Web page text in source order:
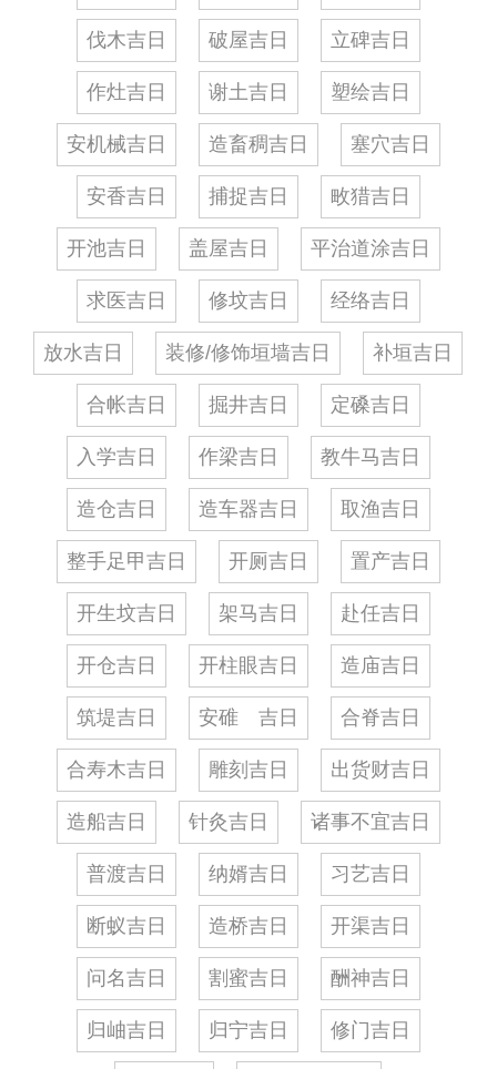
伐木吉日 破屋吉日 立碑吉日
作灶吉日 谢土吉日 塑绘吉日
安机械吉日 造畜稠吉日 塞穴吉日
安香吉日 捕捉吉日 畋猎吉日
开池吉日 盖屋吉日 平治道涂吉日
求医吉日 修坟吉日 经络吉日
放水吉日 装修/修饰垣墙吉日 补垣吉日
合帐吉日 掘井吉日 定磉吉日
入学吉日 作梁吉日 教牛马吉日
造仓吉日 造车器吉日 取渔吉日
整手足甲吉日 开厕吉日 置产吉日
开生坟吉日 架马吉日 赴任吉日
开仓吉日 开柱眼吉日 造庙吉日
筑堤吉日 安碓 吉日 合脊吉日
合寿木吉日 雕刻吉日 出货财吉日
造船吉日 针灸吉日 诸事不宜吉日
普渡吉日 纳婿吉日 习艺吉日
断蚁吉日 造桥吉日 开渠吉日
问名吉日 割蜜吉日 酬神吉日
归岫吉日 归宁吉日 修门吉日